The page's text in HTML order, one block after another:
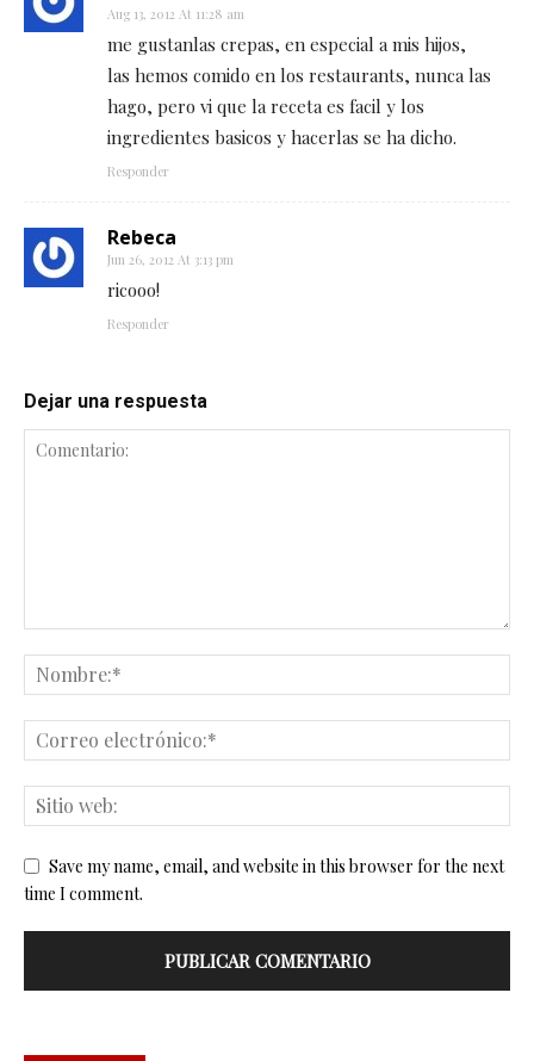
Aug 13, 2012 At 11:28 am
me gustanlas crepas, en especial a mis hijos,
las hemos comido en los restaurants, nunca las
hago, pero vi que la receta es facil y los
ingredientes basicos y hacerlas se ha dicho.
Responder
Rebeca
Jun 26, 2012 At 3:13 pm
ricooo!
Responder
Dejar una respuesta
Save my name, email, and website in this browser for the next
time I comment.